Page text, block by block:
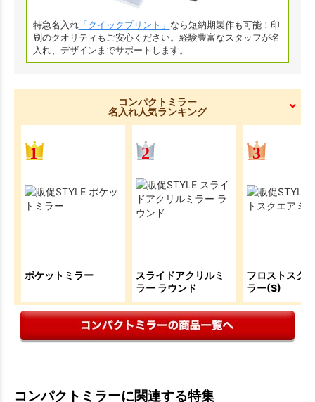
特急名入れ「クイックプリント」 なら短納期製作も可能！印
刷のクオリティもご安心ください。経験豊富なスタッフが名
入れ、デザインまでサポートします。
コンパクトミラー
名入れ人気ランキング
ポケットミラー
スライドアクリルミ
ラー ラウンド
フロストスク
ラー(S)
コンパクトミラーに関連する特集